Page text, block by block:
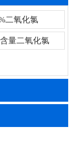
二氧化氯
量二氧化氯